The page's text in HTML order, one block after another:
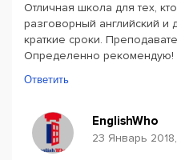
Отличная школа для тех,
разговорный английский и
краткие сроки.
Определенно рекомендую!
Ответить
EnglishWho
23 Январь 2018,